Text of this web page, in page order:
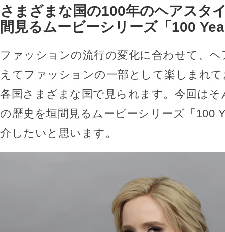
さまざまな国の100年のヘアスタ
間見るムービーシリーズ「100
ファッションの流行の変化に合わせて、
えてファッションの一部として楽しまれ
各国さまざまな国で見られます。今回は
の歴史を垣間見るムービーシリーズ「100
介したいと思います。